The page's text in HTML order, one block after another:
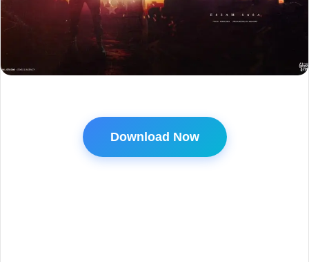
Download Now